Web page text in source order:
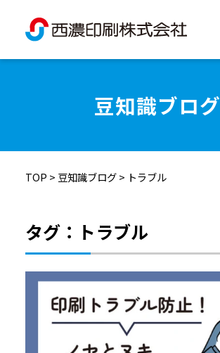
制作実績
会社情報
豆知識ブログ
豆知識ブログ
TOP > 豆知識ブログ> トラブル
タグ：トラブル